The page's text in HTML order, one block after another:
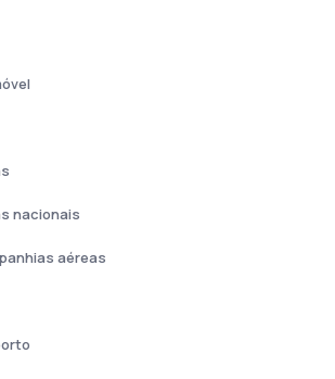
nacionais
aéreas